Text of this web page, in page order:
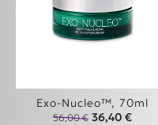
Exo-Nucleo™, 70ml
56,00€ Original
36,40 €Η